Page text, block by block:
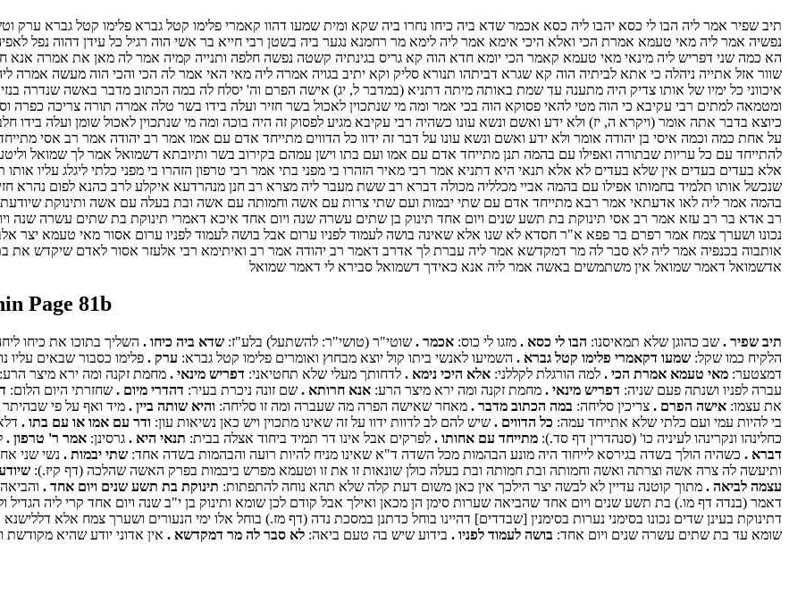
תיב שפיר אמר ליה הבו לי כסא יהבו ליה כסא אכמר שדא ביה כיחו נחרו ביה שקא ומית שמעו דהוו קאמרי פלימו קטל גברא פלימו קטל גברא ערק
נפשיה אמר ליה מאי טעמא אמרת הכי ואלא היכי אימא אמר ליה לימא מר רחמנא נגער ביה בשטן רבי חייא בר אשי הוה רגיל כל עידן דהוה נפל
הא כמה שני דפריש ליה מינאי מאי טעמא קאמר הכי יומא חדא הוה קא גריס בגינתיה קשטה נפשה חלפה ותנייה קמיה אמר לה מאן את אמרה אנא
שוור אזל אתייה ניהלה כי אתא לביתיה הוה קא שגרא דביתהו תנורא סליק וקא יתיב בגויה אמרה ליה מאי האי אמר לה הכי והכי הוה מעשה
איכווני כל ימיו של אותו צדיק היה מתענה עד שמת באותה מיתה דתניא (במדבר ל, יג) אישה הפרם וה' יסלח לה במה הכתוב מדבר באשה שנדרה
ומטמאה למתים רבי עקיבא כי הוה מטי להאי פסוקא הוה בכי אמר ומה מי שנתכוין לאכול בשר חזיר ועלה בידו בשר טלה אמרה תורה צריכה כפרה
כיוצא בדבר אתה אומר (ויקרא ה, יז) ולא ידע ואשם ונשא עונו כשהיה רבי עקיבא מגיע לפסוק זה היה בוכה ומה מי שנתכוין לאכול שומן ועלה בידו
על אחת כמה וכמה איסי בן יהודה אומר ולא ידע ואשם ונשא עונו על דבר זה ידוו כל הדווים מתייחד אדם עם אמו אמר רב יהודה אמר רב אסי
להתייחד עם כל עריות שבתורה ואפילו עם בהמה תנן מתייחד אדם עם אמו ועם בתו וישן עמהם בקירוב בשר ותיובתא דשמואל אמר לך שמואל
אלא בעדים בעדים אין שלא בעדים לא אלא תנאי היא דתניא אמר רבי מאיר הזהרו בי מפני בתי אמר רבי טרפון הזהרו בי מפני כלתי ליגלג עליו
שנכשל אותו תלמיד בחמותו אפילו עם בהמה אביי מכלליה מכולה דברא רב ששת מעבר ליה מצרא רב חנן מנהרדעא איקלע לרב כהנא לפום נהרא
בהמה אמר ליה לאו אדעתאי אמר רבא מתייחד אדם עם שתי יבמות ועם שתי צרות עם אשה וחמותה עם אשה ובת בעלה עם אשה ותינוקת שיודעת
רב אדא בר רב עזא אמר רב אסי תינוקת בת תשע שנים ויום אחד תינוק בן שתים עשרה שנה ויום אחד איכא דאמרי תינוקת בת שתים עשרה שנה
נכונו ושערך צמח אמר רפרם בר פפא א"ר חסדא לא שנו אלא שאינה בושה לעמוד לפניו ערום אבל בושה לעמוד לפניו ערום אסור מאי טעמא
אותבוה בכנפיה אמר ליה לא סבר לה מר דמקדשא אמר ליה עברת לך אדרב דאמר רב יהודה אמר רב ואיתימא רבי אלעזר אסור לאדם שיקדש את
אדשמואל דאמר שמואל אין משתמשים באשה אמר ליה אנא כאידך דשמואל סבירא לי דאמר שמואל
Page 81b
תיב שפיר . שב כהוגן שלא תמאיסנו: הבו לי כסא . מזגו לי כוס: אכמר . שוטי"ר (טושי"ר: להשתעל) בלע"ז: שדא ביה כיחו . השליך בתוכו את כיחו
הלקיח כמו שקל: שמעו דקאמרי פלימו קטל גברא . השמיעו לאנשי ביתו קול יוצא מבחוץ ואומרים פלימו קטל גברא: ערק . פלימו כסבור שבאים עליו
דמצטער: מאי טעמא אמרת הכי . למה הורגלת לקללני: אלא היכי נימא . לדחותך מעלי שלא תחטיאני: דפריש מינאי . מחמת זקנה ומה ירא מיצר הרע:
עברה לפניו ושנתה פעם שניה: דפריש מינאי . מחמת זקנה ומה ירא מיצר הרע: אנא חרותא . שם זונה ניכרת בעיר: דהדרי מיום . שחזרתי היום הלום:
את עצמו: אישה הפרם . צריכין סליחה: במה הכתוב מדבר . מאחר שאישה הפרה מה שעברה ומה זו סליחה: והיא שותה ביין . מיד ואף על פי שבהיתר
בי להיות עמי ועם כלתי שלא אתייחד עמה: כל הדווים . שיש להם לב לדוות ידוו על זה שאינו מתכוין ויש כאן נשיאות עון: ודר עם אמו או עם בתו .
כחלינהו ונקרינהו לעיניה כו' (סנהדרין דף סד.): מתייחד עם אחותו . לפרקים אבל אינו דר תמיד ביחוד אצלה בבית: תנאי היא . גרסינן: אמר ר' טרפון .
דברא . כשהיה הולך בשדה בגירסא לייחוד היה מונע הבהמות מכל השדה ד"א שאינו מניח להיות רועה והבהמות בשדה אחד: שתי יבמות . נשי שני
ותיעשה לה צרה אשה וצרתה ואשה וחמותה ובת חמותה ובת בעלה כולן שונאות זו את זו וטעמא מפרש ביבמות בפרק האשה שהלכה (דף קיז.):
עצמה לביאה . מתוך קוטנה עדיין לא לבשה יצר הילכך אין כאן משום דעת קלה שלא תהא נוחה להתפתות: תינוקת בת תשע שנים ויום אחד .
דאמר (בנדה דף מו.) בת תשע שנים ויום אחד שהביאה שערות סימן הן מכאן ואילך אבל קודם לכן שומא ותינוק בן י"ב שנה ויום אחד קרי ליה הגדיל
דתינוקת בעינן שדים נכונו בסימני נערות בסימנין [שבדדים] דהיינו בוחל כדתנן במסכת נדה (דף מז.) בוחל אלו ימי הנעורים ושערך צמח אלא
שומא עד בת שתים עשרה שנים ויום אחד: בושה לעמוד לפניו . בידוע שיש בה טעם ביאה: לא סבר לה מר דמקדשא . אין אדוני יודע שהיא